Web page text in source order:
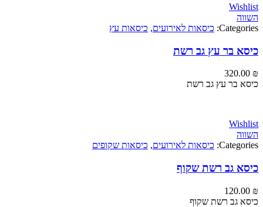
כיסאות לאירועים,כיסאות עץ
בר עץ גב רשת
בר עץ גב רשת
כיסאות לאירועים,כיסאות שקופים
גב רשת שקוף
גב רשת שקוף